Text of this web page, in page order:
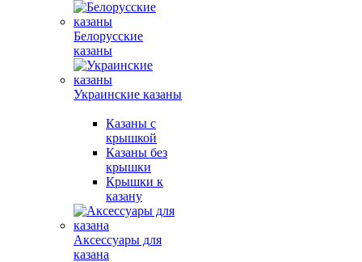
Белорусские
казаны
Украинские казаны
Казаны с
крышкой
Казаны без
крышки
Крышки к
казану
Аксессуары для
казана